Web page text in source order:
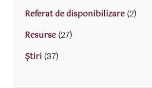
Referat de disponibilizare(2)
Resurse(27)
Știri (37)